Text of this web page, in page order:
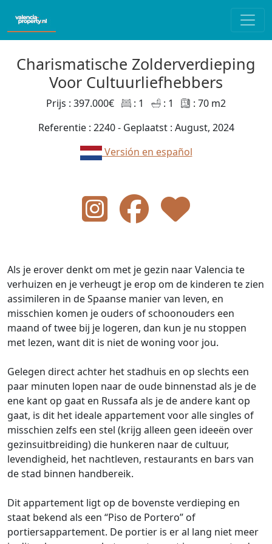
Charismatische Zolderverdieping
Voor Cultuurliefhebbers
Prijs : 397.000€ : 1 : 1
: 70 m2
Referentie : 2240 - Geplaatst : August, 2024
Versión en español
Als je erover denkt om met je gezin naar Valencia te
verhuizen en je verheugt je erop om de kinderen te zien
assimileren in de Spaanse manier van leven, en
misschien komen je ouders of schoonouders een
maand of twee bij je logeren, dan kun je nu stoppen
met lezen, want dit is niet de woning voor jou.
Gelegen direct achter het stadhuis en op slechts een
paar minuten lopen naar de oude binnenstad als je de
ene kant op gaat en Russafa als je de andere kant op
gaat, is dit het ideale appartement voor alle singles of
misschien zelfs een stel (krijg alleen geen ideeën over
gezinsuitbreiding) die hunkeren naar de cultuur,
levendigheid, het nachtleven, restaurants en bars van
de stad binnen handbereik.
Dit appartement ligt op de bovenste verdieping en
staat bekend als een “Piso de Portero” of
portiersappartement. De portier is er al lang niet meer